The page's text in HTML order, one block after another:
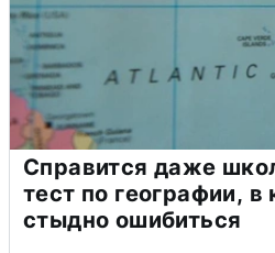
Справится даже
тест по географии, в
стыдно ошибиться